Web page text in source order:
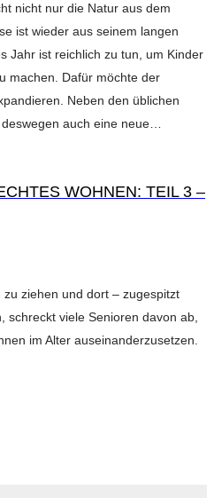
nicht nur die Natur aus dem
ist wieder aus seinem langen
Jahr ist reichlich zu tun, um Kinder
machen. Dafür möchte der
Neben den üblichen
auch eine neue…
WOHNEN: TEIL 3 –
zu ziehen und dort – zugespitzt
schreckt viele Senioren davon ab,
im Alter auseinanderzusetzen.